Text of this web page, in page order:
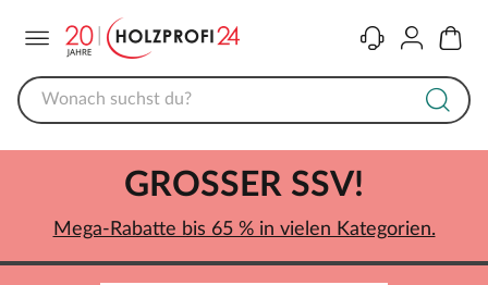
KontaktKonto
GROSSER SSV!
Mega-Rabatte bis 65 % in vielen Kategorien.